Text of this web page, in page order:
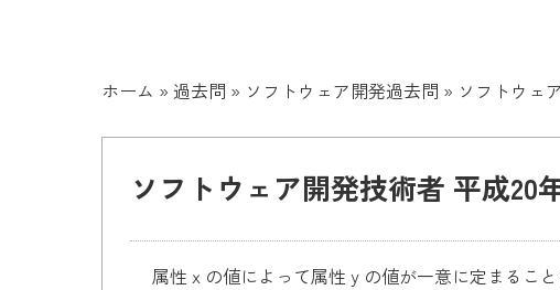
ホーム » 過去問 » ソフトウェア開発過去問 » ソフトウェ
ソフトウェア開発技術者 平成20
属性ｘの値によって属性ｙの値が一意に定まること